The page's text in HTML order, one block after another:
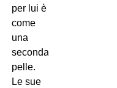
per lui è
come
una
seconda
pelle.
Le sue